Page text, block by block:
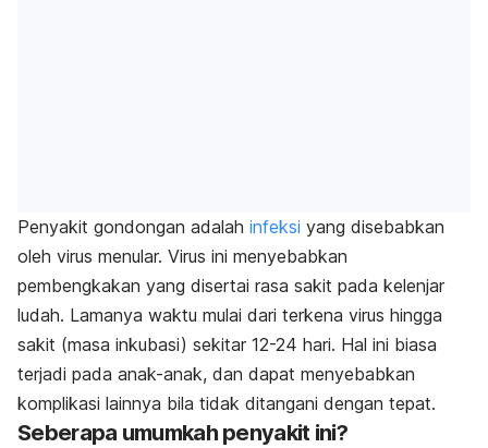
Penyakit gondongan adalah infeksi yang disebabkan
oleh virus menular. Virus ini menyebabkan
pembengkakan yang disertai rasa sakit pada kelenjar
ludah. Lamanya waktu mulai dari terkena virus hingga
sakit (masa inkubasi) sekitar 12-24 hari. Hal ini biasa
terjadi pada anak-anak, dan dapat menyebabkan
komplikasi lainnya bila tidak ditangani dengan tepat.
Seberapa umumkah penyakit ini?